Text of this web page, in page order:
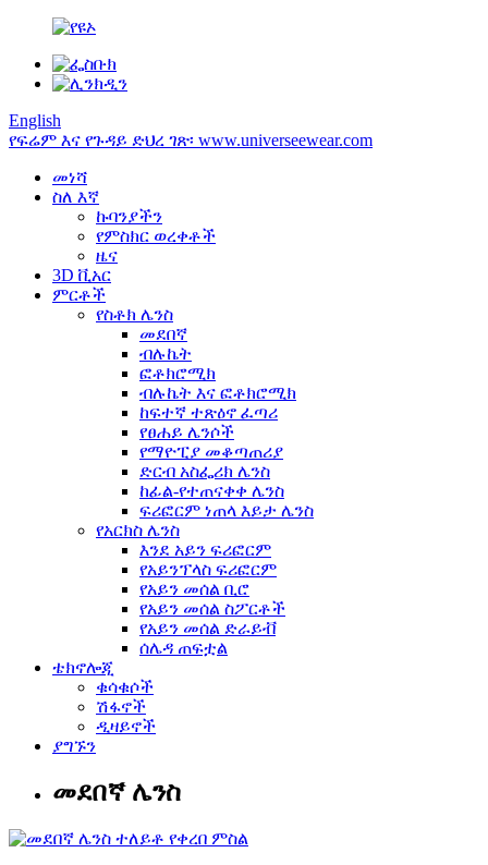
English
የፍሬም እና የጉዳይ ድህረ ገጽ፡ www.universeewear.com
መነሻ
ስለ እኛ
ኩባንያችን
የምስክር ወረቀቶች
ዜና
3D ቪአር
ምርቶች
የስቶክ ሌንስ
መደበኛ
ብሉኬት
ፎቶክሮሚክ
ብሉኬት እና ፎቶክሮሚክ
ከፍተኛ ተጽዕኖ ፈጣሪ
የፀሐይ ሌንሶች
የማዮፒያ መቆጣጠሪያ
ድርብ አስፌሪክ ሌንስ
ከፊል-የተጠናቀቀ ሌንስ
ፍሪፎርም ነጠላ እይታ ሌንስ
የአርክስ ሌንስ
እንደ አይን ፍሪፎርም
የአይንፕላስ ፍሪፎርም
የአይን መሰል ቢሮ
የአይን መሰል ስፖርቶች
የአይን መሰል ድራይቭ
ሰሌዳ ጠፍቷል
ቴክኖሎጂ
ቁሳቁሶች
ሽፋኖች
ዲዛይኖች
ያግኙን
መደበኛ ሌንስ